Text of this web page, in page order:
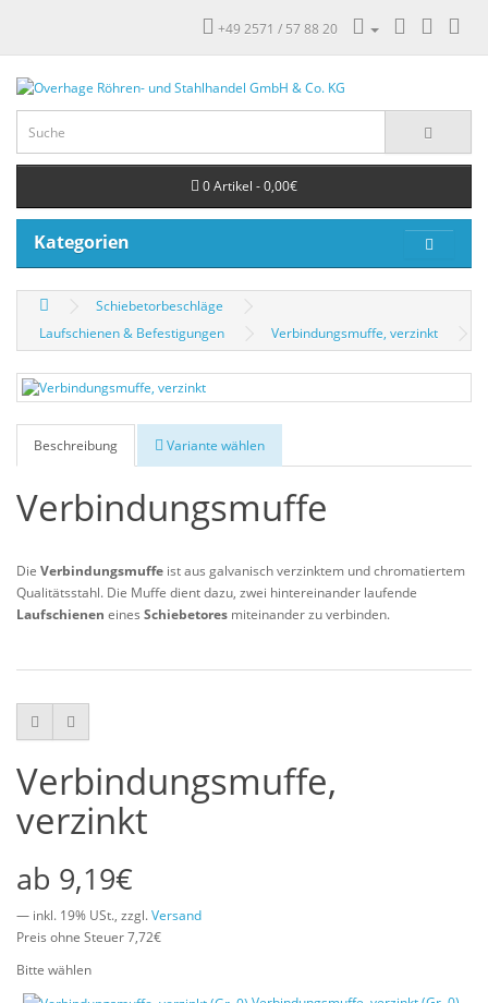
+49 2571 / 57 88 20
0 Artikel - 0,00€
Kategorien
Schiebetorbeschläge
Laufschienen & Befestigungen
Verbindungsmuffe, verzinkt
Beschreibung Variante wählen
Verbindungsmuffe
Die Verbindungsmuffe ist aus galvanisch verzinktem und chromatiertem
Qualitätsstahl. Die Muffe dient dazu, zwei hintereinander laufende
Laufschienen eines Schiebetores miteinander zu verbinden.
Verbindungsmuffe,
verzinkt
9,19€
— inkl. 19% USt., zzgl.Versand
Preis ohne Steuer 7,72€
Bitte wählen